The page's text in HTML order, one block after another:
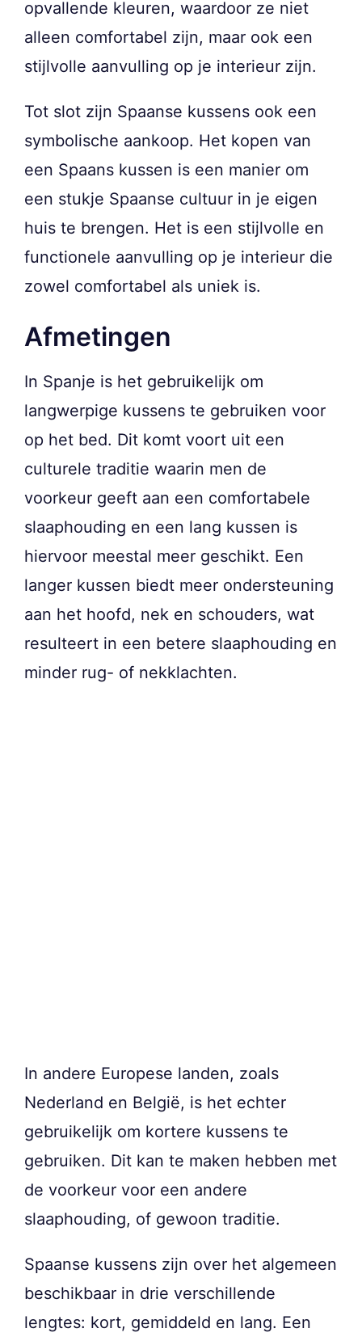
opvallende kleuren, waardoor ze niet
alleen comfortabel zijn, maar ook een
stijlvolle aanvulling op je interieur zijn.
Tot slot zijn Spaanse kussens ook een
symbolische aankoop. Het kopen van
een Spaans kussen is een manier om
een stukje Spaanse cultuur in je eigen
huis te brengen. Het is een stijlvolle en
functionele aanvulling op je interieur die
zowel comfortabel als uniek is.
Afmetingen
In Spanje is het gebruikelijk om
langwerpige kussens te gebruiken voor
op het bed. Dit komt voort uit een
culturele traditie waarin men de
voorkeur geeft aan een comfortabele
slaaphouding en een lang kussen is
hiervoor meestal meer geschikt. Een
langer kussen biedt meer ondersteuning
aan het hoofd, nek en schouders, wat
resulteert in een betere slaaphouding en
minder rug- of nekklachten.
In andere Europese landen, zoals
Nederland en België, is het echter
gebruikelijk om kortere kussens te
gebruiken. Dit kan te maken hebben met
de voorkeur voor een andere
slaaphouding, of gewoon traditie.
Spaanse kussens zijn over het algemeen
beschikbaar in drie verschillende
lengtes: kort, gemiddeld en lang. Een